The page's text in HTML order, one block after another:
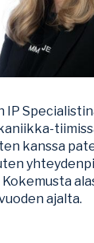
IP
kanssa
ajalta.